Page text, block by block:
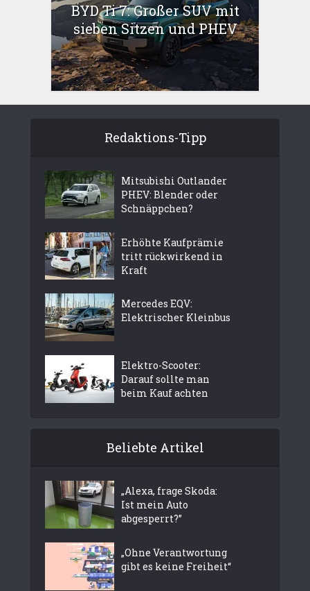
BYD Ti 7: Großer SUV mit
sieben Sitzen und PHEV
Redaktions-Tipp
Mitsubishi Outlander
PHEV: Blender oder
Schnäppchen?
Erhöhte Kaufprämie
tritt rückwirkend in
Kraft
Mercedes EQV:
Elektrischer Kleinbus
Elektro-Scooter:
Darauf sollte man
beim Kauf achten
Beliebte Artikel
„Alexa, frage Skoda:
Ist mein Auto
abgesperrt?”
„Ohne Verantwortung
gibt es keine Freiheit“